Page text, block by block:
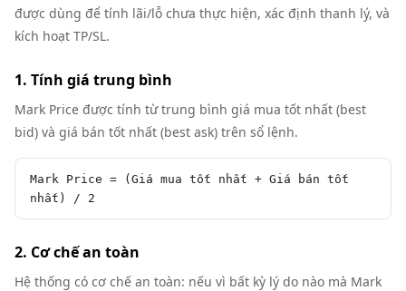
được dùng để tính lãi/lỗ chưa thực hiện, xác định thanh lý, và
kích hoạt TP/SL.
1. Tính giá trung bình
Mark Price được tính từ trung bình giá mua tốt nhất (best
bid) và giá bán tốt nhất (best ask) trên sổ lệnh.
Mark Price = (Giá mua tốt nhất + Giá bán tốt
nhất) / 2
2. Cơ chế an toàn
Hệ thống có cơ chế an toàn: nếu vì bất kỳ lý do nào mà Mark